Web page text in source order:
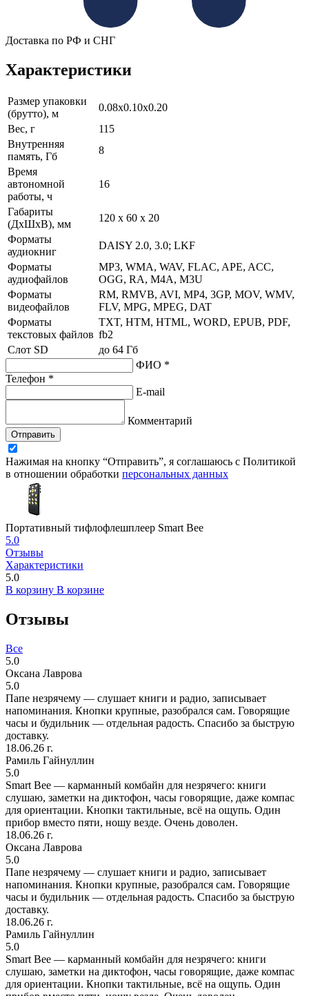
Доставка по РФ и СНГ
Характеристики
Размер упаковки
(брутто), м
0.08x0.10x0.20
Вес, г
115
Внутренняя
память, Гб
8
Время
автономной
работы, ч
16
Габариты
(ДхШхВ), мм
120 x 60 x 20
Форматы
аудиокниг
DAISY 2.0, 3.0; LKF
Форматы
аудиофайлов
MP3, WMA, WAV, FLAC, APE, ACC,
OGG, RA, M4A, M3U
Форматы
видеофайлов
RM, RMVB, AVI, MP4, 3GP, MOV, WMV,
FLV, MPG, MPEG, DAT
Форматы
текстовых файлов
TXT, HTM, HTML, WORD, EPUB, PDF,
fb2
Слот SD
до 64 Гб
ФИО *
Телефон *
E-mail
Комментарий
Отправить
Нажимая на кнопку “Отправить”, я соглашаюсь с Политикой
в отношении обработки персональных данных
Портативный тифлофлешплеер Smart Bee
5.0
Отзывы
Характеристики
5.0
В корзину В корзине
Отзывы
Все
5.0
Оксана Лаврова
5.0
Папе незрячему — слушает книги и радио, записывает
напоминания. Кнопки крупные, разобрался сам. Говорящие
часы и будильник — отдельная радость. Спасибо за быструю
доставку.
18.06.26 г.
Рамиль Гайнуллин
5.0
Smart Bee — карманный комбайн для незрячего: книги
слушаю, заметки на диктофон, часы говорящие, даже компас
для ориентации. Кнопки тактильные, всё на ощупь. Один
прибор вместо пяти, ношу везде. Очень доволен.
18.06.26 г.
Оксана Лаврова
5.0
Папе незрячему — слушает книги и радио, записывает
напоминания. Кнопки крупные, разобрался сам. Говорящие
часы и будильник — отдельная радость. Спасибо за быструю
доставку.
18.06.26 г.
Рамиль Гайнуллин
5.0
Smart Bee — карманный комбайн для незрячего: книги
слушаю, заметки на диктофон, часы говорящие, даже компас
для ориентации. Кнопки тактильные, всё на ощупь. Один